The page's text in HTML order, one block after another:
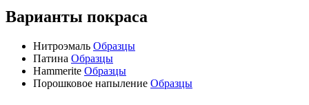
Варианты покраса
Нитроэмаль Образцы
Патина Образцы
Hammerite Образцы
Порошковое напыление Образцы